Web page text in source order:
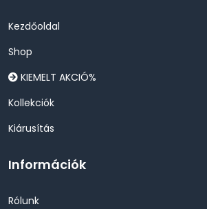
Kezdőoldal
Shop
KIEMELT AKCIÓ%
Kollekciók
Kiárusítás
Információk
Rólunk